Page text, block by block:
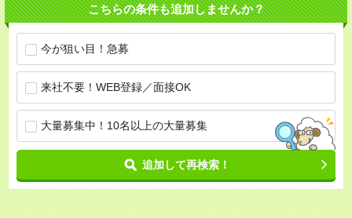
こちらの条件も追加しませんか？
今が狙い目！急募
来社不要！WEB登録／面接OK
大量募集中！10名以上の大量募集
追加して再検索！